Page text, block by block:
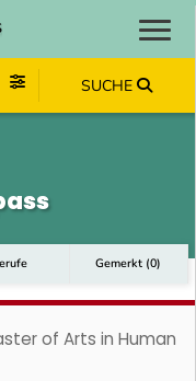
SUCHE
Gemerkt (0)
of Arts in Human